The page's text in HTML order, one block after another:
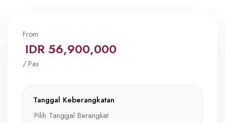
From
IDR 56,900,000
/ Pax
Tanggal Keberangkatan